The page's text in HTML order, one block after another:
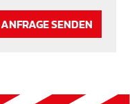
ANFRAGE SENDEN